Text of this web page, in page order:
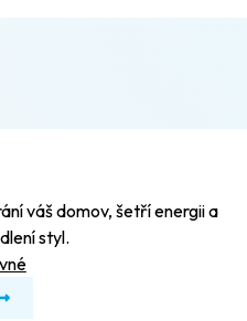
váš domov, šetří energii a
styl.